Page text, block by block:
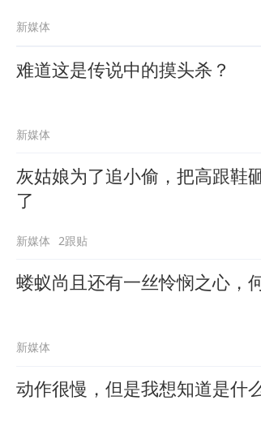
新媒体
难道这是传说中的摸头杀？
新媒体
灰姑娘为了追小偷，把高跟鞋
了
新媒体 2跟贴
蝼蚁尚且还有一丝怜悯之心，
新媒体
动作很慢，但是我想知道是什